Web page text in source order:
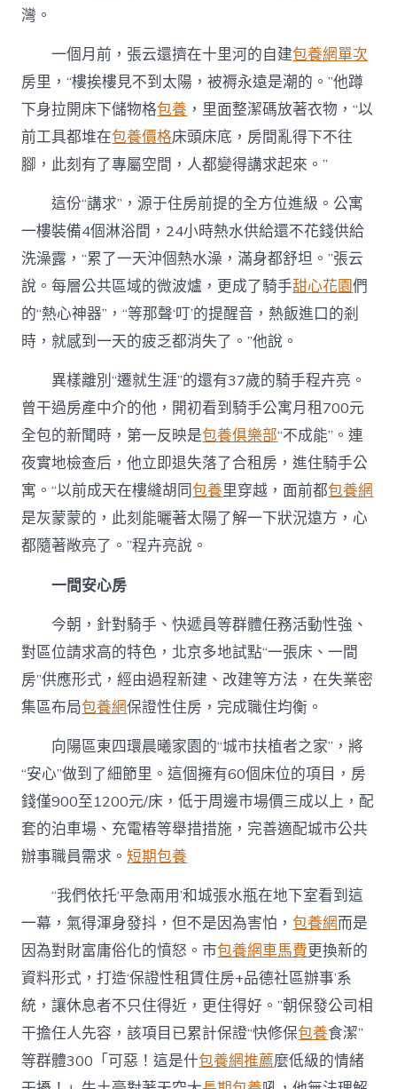
灣。
一個月前，張云還擠在十里河的自建包養網單次
房里，“樓挨樓見不到太陽，被褥永遠是潮的。”他蹲
下身拉開床下儲物格包養 ，里面整潔碼放著衣物，“以
前工具都堆在包養價格床頭床底，房間亂得下不往
腳，此刻有了專屬空間，人都變得講求起來。”
這份“講求”，源于住房前提的全方位進級。公寓
一樓裝備4個淋浴間，24小時熱水供給還不花錢供給
洗澡露，“累了一天沖個熱水澡，滿身都舒坦。”張云
說。每層公共區域的微波爐，更成了騎手甜心花園們
的“熱心神器”，“等那聲‘叮’的提醒音，熱飯進口的剎
時，就感到一天的疲乏都消失了。”他說。
異樣離別“遷就生涯”的還有37歲的騎手程卉亮。
曾干過房產中介的他，開初看到騎手公寓月租700元
全包的新聞時，第一反映是包養俱樂部“不成能”。連
夜實地檢查后，他立即退失落了合租房，進住騎手公
寓。“以前成天在樓縫胡同包養里穿越，面前都包養網
是灰蒙蒙的，此刻能曬著太陽了解一下狀況遠方，心
都隨著敞亮了。”程卉亮說。
一間安心房
今朝，針對騎手、快遞員等群體任務活動性強、
對區位請求高的特色，北京多地試點“一張床、一間
房”供應形式，經由過程新建、改建等方法，在失業密
集區布局包養網保證性住房，完成職住均衡。
向陽區東四環晨曦家園的“城市扶植者之家”，將
“安心”做到了細節里。這個擁有60個床位的項目，房
錢僅900至1200元/床，低于周邊市場價三成以上，配
套的泊車場、充電樁等舉措措施，完善適配城市公共
辦事職員需求。短期包養
“我們依托‘平急兩用’和城張水瓶在地下室看到這
一幕，氣得渾身發抖，但不是因為害怕，包養網而是
因為對財富庸俗化的憤怒。市包養網車馬費更換新的
資料形式，打造‘保證性租賃住房+品德社區辦事’系
統，讓休息者不只住得近，更住得好。”朝保發公司相
干擔任人先容，該項目已累計保證“快修保包養食潔”
等群體300「可惡！這是什包養網推薦麼低級的情緒